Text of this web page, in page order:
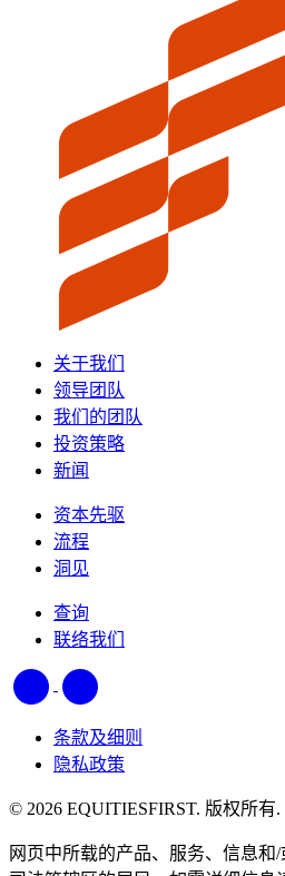
关于我们
领导团队
我们的团队
投资策略
新闻
资本先驱
流程
洞见
查询
联络我们
条款及细则
隐私政策
© 2026 EQUITIESFIRST. 版权所有.
网页中所载的产品、服务、信息和